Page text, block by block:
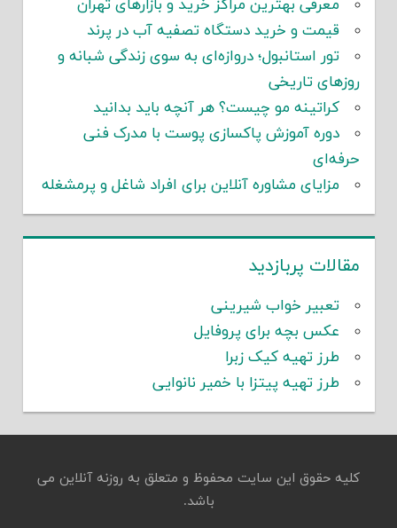
معرفی بهترین مراکز خرید و بازارهای تهران
قیمت و خرید دستگاه تصفیه آب در پرند
تور استانبول؛ دروازه‌ای به سوی زندگی شبانه و
روزهای تاریخی
کراتینه مو چیست؟ هر آنچه باید بدانید
دوره آموزش پاکسازی پوست با مدرک فنی
حرفه‌ای
مزایای مشاوره آنلاین برای افراد شاغل و پرمشغله
مقالات پربازدید
تعبیر خواب شیرینی
عکس بچه برای پروفایل
طرز تهیه کیک زبرا
طرز تهیه پیتزا با خمیر نانوایی
کلیه حقوق این سایت محفوظ و متعلق به روزنه آنلاین می
باشد.